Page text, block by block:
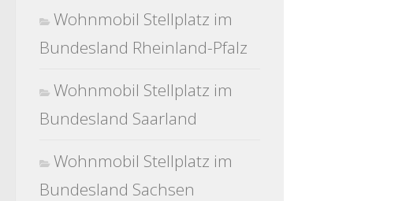
Wohnmobil Stellplatz im
Bundesland Rheinland-Pfalz
Wohnmobil Stellplatz im
Bundesland Saarland
Wohnmobil Stellplatz im
Bundesland Sachsen